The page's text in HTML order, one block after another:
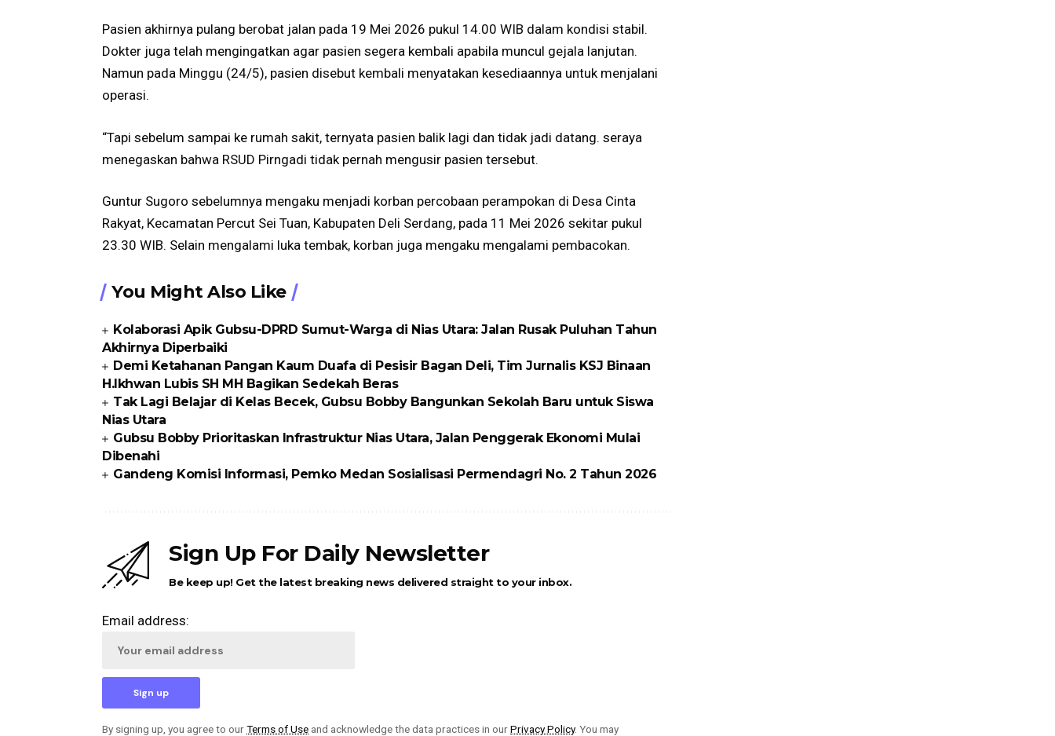
Pasien akhirnya pulang berobat jalan pada 19 Mei 2026 pukul 14.00 WIB dalam kondisi stabil.
Dokter juga telah mengingatkan agar pasien segera kembali apabila muncul gejala lanjutan.
Namun pada Minggu (24/5), pasien disebut kembali menyatakan kesediaannya untuk menjalani
operasi.
“Tapi sebelum sampai ke rumah sakit, ternyata pasien balik lagi dan tidak jadi datang. seraya
menegaskan bahwa RSUD Pirngadi tidak pernah mengusir pasien tersebut.
Guntur Sugoro sebelumnya mengaku menjadi korban percobaan perampokan di Desa Cinta
Rakyat, Kecamatan Percut Sei Tuan, Kabupaten Deli Serdang, pada 11 Mei 2026 sekitar pukul
23.30 WIB. Selain mengalami luka tembak, korban juga mengaku mengalami pembacokan.
You Might Also Like
Kolaborasi Apik Gubsu-DPRD Sumut-Warga di Nias Utara: Jalan Rusak Puluhan Tahun
Akhirnya Diperbaiki
Demi Ketahanan Pangan Kaum Duafa di Pesisir Bagan Deli, Tim Jurnalis KSJ Binaan
H.Ikhwan Lubis SH MH Bagikan Sedekah Beras
Tak Lagi Belajar di Kelas Becek, Gubsu Bobby Bangunkan Sekolah Baru untuk Siswa
Nias Utara
Gubsu Bobby Prioritaskan Infrastruktur Nias Utara, Jalan Penggerak Ekonomi Mulai
Dibenahi
Gandeng Komisi Informasi, Pemko Medan Sosialisasi Permendagri No. 2 Tahun 2026
Sign Up For Daily Newsletter
Be keep up! Get the latest breaking news delivered straight to your inbox.
Email address:
By signing up, you agree to ourTerms of Use and acknowledge the data practices in ourPrivacy Policy. You may